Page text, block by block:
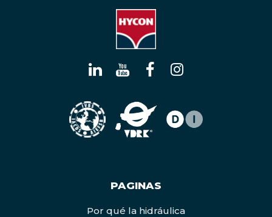
PAGINAS
Por qué la hidráulica